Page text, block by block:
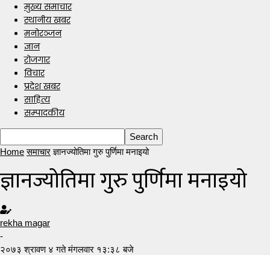
मुख्य समाचार
स्थानीय खबर
मनोरञ्जन
ज्ञान
रोजगार
विचार
प्रदेश खबर
साहित्य
सम्पादकीय
Home समाचार ज्ञानज्योतिमा गुरु पुर्णिमा मनाइयो
ज्ञानज्योतिमा गुरु पुर्णिमा मनाइयो
rekha magar
-
२०७३ श्रावण ४ गते मंगलवार १३:३८ बजे